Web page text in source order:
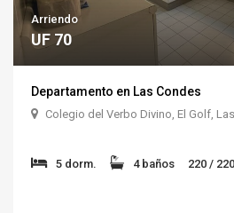
Arriendo
UF 70
Departamento en Las Condes
Colegio del Verbo Divino, El Golf,
5 dorm. 4 baños 220 /